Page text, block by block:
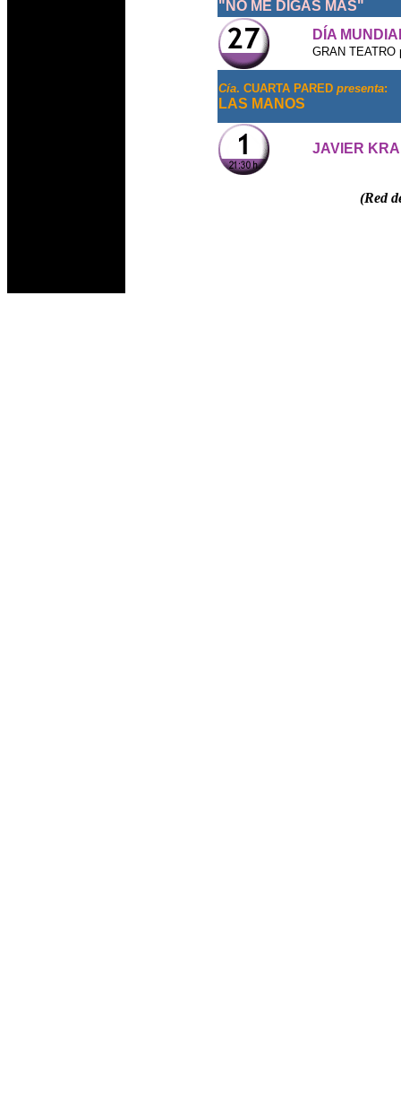
"NO ME DIGAS MÁS"
DÍA
GRAN TEATRO
Cía. CUARTA PARED presenta:
LAS MANOS
JAVIER
(Red